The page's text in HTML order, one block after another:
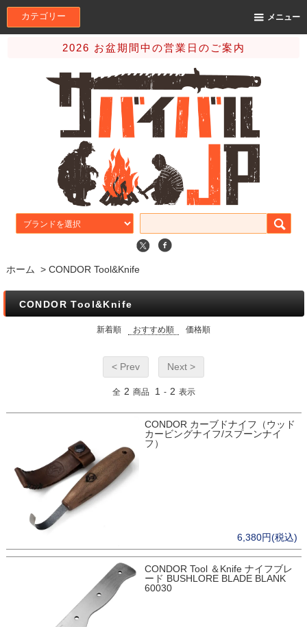
カテゴリー メニュー
2026 お盆期間中の営業日のご案内
ホーム > CONDOR Tool&Knife
CONDOR Tool&Knife
新着順 おすすめ順 価格順
< Prev Next >
全 2 商品 1 - 2 表示
CONDOR カーブドナイフ（ウッド
カービングナイフ/スプーンナイ
フ）
6,380円(税込)
CONDOR Tool ＆Knife ナイフブレ
ード BUSHLORE BLADE BLANK
60030